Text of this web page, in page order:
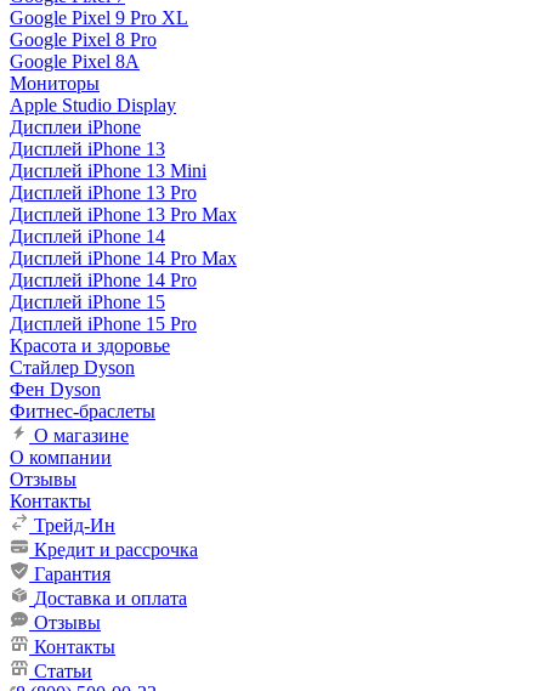
Google Pixel 9 Pro XL
Google Pixel 8 Pro
Google Pixel 8A
Мониторы
Apple Studio Display
Дисплеи iPhone
Дисплей iPhone 13
Дисплей iPhone 13 Mini
Дисплей iPhone 13 Pro
Дисплей iPhone 13 Pro Max
Дисплей iPhone 14
Дисплей iPhone 14 Pro Max
Дисплей iPhone 14 Pro
Дисплей iPhone 15
Дисплей iPhone 15 Pro
Красота и здоровье
Стайлер Dyson
Фен Dyson
Фитнес-браслеты
О магазине
О компании
Отзывы
Контакты
Трейд-Ин
Кредит и рассрочка
Гарантия
Доставка и оплата
Отзывы
Контакты
Статьи